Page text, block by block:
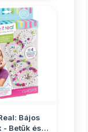
Bájos
- Betűk és